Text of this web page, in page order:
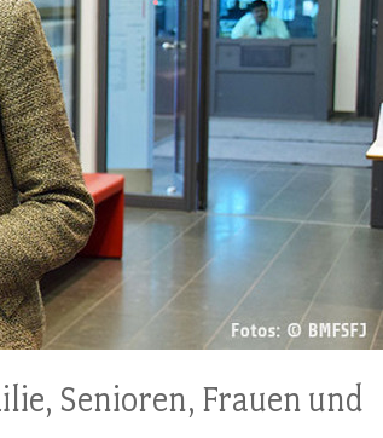
Senioren, Frauen und